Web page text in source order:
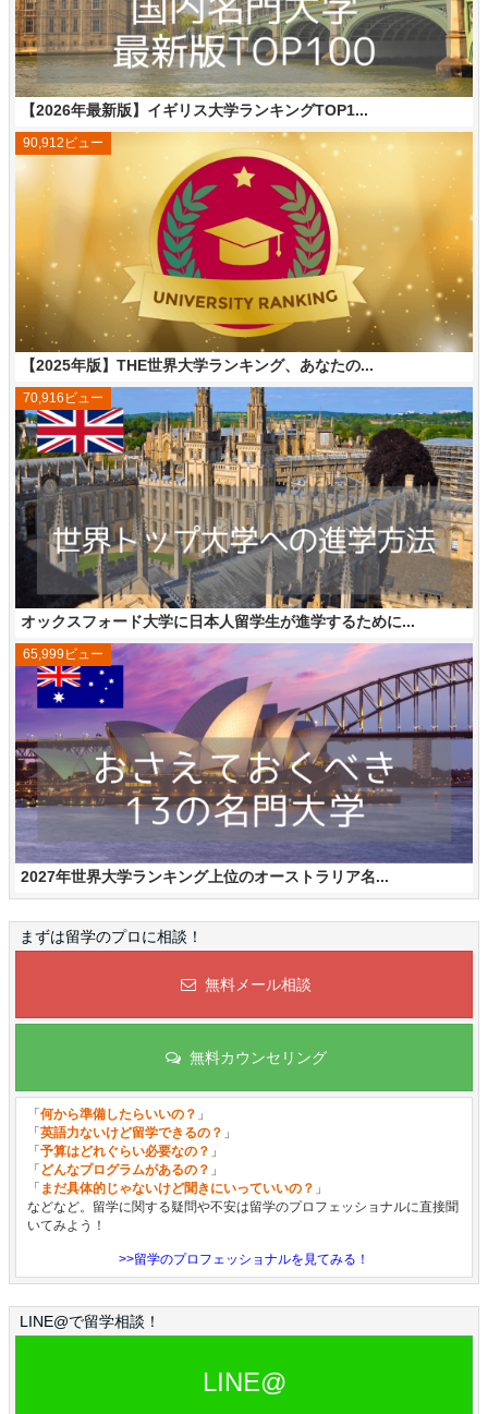
【2026年最新版】イギリス大学ランキングTOP1...
【2025年版】THE世界大学ランキング、あなたの...
90,912ビュー
オックスフォード大学に日本人留学生が進学するために...
70,916ビュー
2027年世界大学ランキング上位のオーストラリア名...
65,999ビュー
まずは留学のプロに相談！
無料メール相談
無料カウンセリング
「 何から準備したらいいの？ 」
「 英語力ないけど留学できるの？ 」
「 予算はどれぐらい必要なの？ 」
「 どんなプログラムがあるの？ 」
「 まだ具体的じゃないけど聞きにいっていいの？ 」
などなど。留学に関する疑問や不安は留学のプロフェッショナルに直接聞
いてみよう！
>>留学のプロフェッショナルを見てみる！
LINE@で留学相談！
LINE@